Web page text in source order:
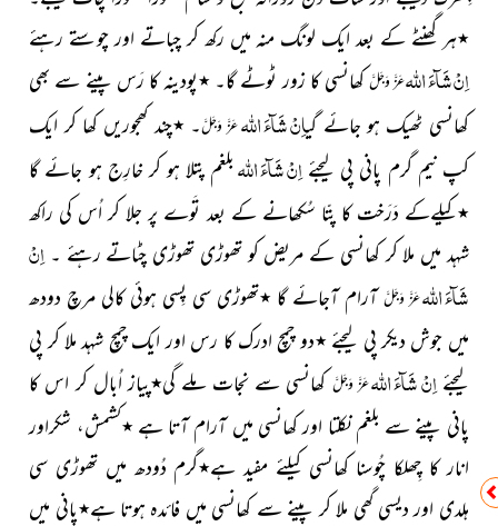
٭ہر گھنٹے کے بعد ایک لونگ منہ میں رکھ کر چباتے اور چوستے رہئے
اِنْ شَآءَاللہعَزَّ وَجَلَّکھانسی کا زور ٹوٹے گا۔ ٭پودینہ کا رَس پینے سے بھی
کھانسی ٹھیک ہو جائے گیاِنْ شَآءَاللہعَزَّ وَجَلَّ۔ ٭چند کھجوریں کھا کر ایک
کپ نیم گرم پانی پی لیجئے اِنْ شَآءَاللہ بلغم پتلا ہو کر خارِج ہو جائے گا
٭کیلےکے دَرَخت کا پتّا سُکھانے کے بعد تَوے پر جلا کر اُس کی راکھ
شہد میں ملا کر کھانسی کے مریض کو تھوڑی تھوڑی چٹاتے رہئے ۔ اِنْ
شَآءَاللہعَزَّ وَجَلَّ آرام آجائے گا ٭تھوڑی سی پِسی ہوئی کالی مرچ دودھ
میں جوش دیکر پی لیجئے ٭دو چمچ ادرک کا رس اور ایک چمچ شہد ملا کر پی
لیجئے اِنْ شَآءَاللہعَزَّ وَجَلَّ کھانسی سے نجات ملے گی٭پیاز اُبال کر اس کا
پانی پینے سے بلغم نکلتا اور کھانسی میں آرام آتا ہے ٭کشمش، شکراور
انار کا چِھلکا چُوسنا کھانسی کیلئے مفید ہے٭گرم دُودھ میں تھوڑی سی
ہلدی اور دیسی گھی ملا کر پینے سے کھانسی میں فائدہ ہوتا ہے٭پانی میں